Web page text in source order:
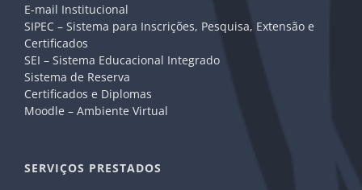
E-mail Institucional
SIPEC – Sistema para Inscrições, Pesquisa, Extensão e
Certificados
SEI – Sistema Educacional Integrado
Sistema de Reserva
Certificados e Diplomas
Moodle – Ambiente Virtual
SERVIÇOS PRESTADOS